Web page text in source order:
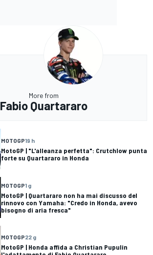
More from
Fabio Quartararo
MOTOGP19 h
MotoGP | "L'alleanza perfetta": Crutchlow punta
forte su Quartararo in Honda
MOTOGP1 g
MotoGP | Quartararo non ha mai discusso del
rinnovo con Yamaha: "Credo in Honda, avevo
bisogno di aria fresca"
MOTOGP22 g
MotoGP | Honda affida a Christian Pupulin